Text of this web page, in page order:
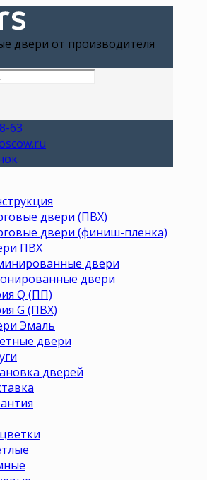
двери от производителя
63
двери (ПВХ)
двери (финиш-пленка)
ПВХ
двери
двери
Q (ПП)
G (ПВХ)
Эмаль
двери
дверей